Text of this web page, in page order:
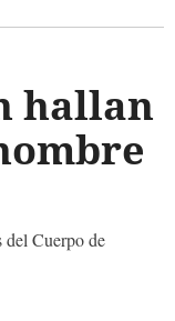
hallan
del Cuerpo de